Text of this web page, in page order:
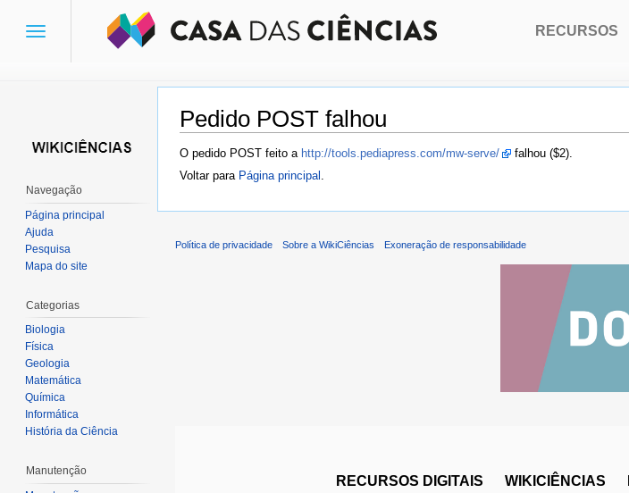
Pedido POST falhou
Ir para:navegação,pesquisa
O pedido POST feito a http://tools.pediapress.com/mw-serve/
falhou ($2).
Voltar para Página principal
Toggle
RECURSOS
Navegação
Página principal
Ajuda
Pesquisa
Mapa do site
Categorias
Biologia
Física
Geologia
Matemática
Química
Informática
História da Ciência
Manutenção
Política de privacidade Sobre a WikiCiências Exoneração de responsabilidade
RECURSOS DIGITAIS WIKICIÊNCIAS